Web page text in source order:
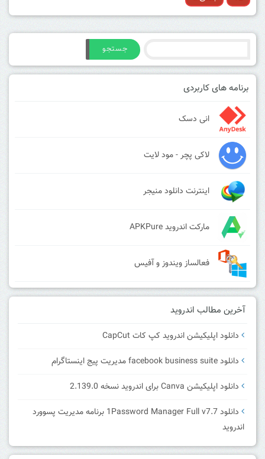
جستجو
برنامه های کاربردی
انی دسک
لاکی پچر - مود لایت
اینترنت دانلود منیجر
مارکت اندروید APKPure
فعالساز ویندوز و آفیس
آخرین مطالب اندروید
دانلود اپلیکیشن اندروید کپ کات CapCut
دانلود facebook business suite مدیریت پیج اینستاگرام
دانلود اپلیکیشن Canva برای اندروید نسخه 2.139.0
دانلود 1Password Manager Full v7.7 برنامه مدیریت پسوورد
اندروید